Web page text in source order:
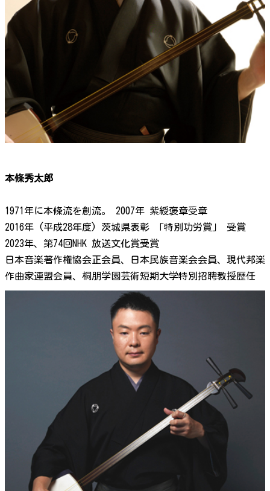
本條秀太郎
1971年に本條流を創流。 2007年 紫綬褒章受章
2016年 (平成28年度) 茨城県表彰 「特別功労賞」 受賞
2023年、第74回NHK 放送文化賞受賞
日本音楽著作権協会正会員、日本民族音楽会会員、現代邦楽
作曲家連盟会員、桐朋学園芸術短期大学特別招聘教授歴任